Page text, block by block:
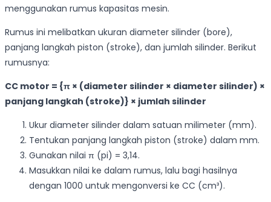
menggunakan rumus kapasitas mesin.
Rumus ini melibatkan ukuran diameter silinder (bore),
panjang langkah piston (stroke), dan jumlah silinder. Berikut
rumusnya:
CC motor = {π × (diameter silinder × diameter silinder) ×
panjang langkah (stroke)} × jumlah silinder
Ukur diameter silinder dalam satuan milimeter (mm).
Tentukan panjang langkah piston (stroke) dalam mm.
Gunakan nilai π (pi) = 3,14.
Masukkan nilai ke dalam rumus, lalu bagi hasilnya
dengan 1000 untuk mengonversi ke CC (cm³).